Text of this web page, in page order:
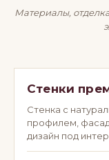
Материалы,
Стенки
Стенка с
профилем,
дизайн под